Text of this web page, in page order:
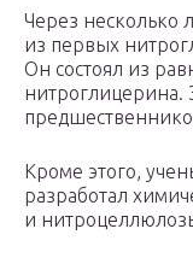
Через несколько
из первых
Он состоял из
нитроглицерина.
Кроме этого,
разработал
и